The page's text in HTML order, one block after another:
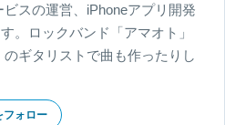
スの運営、iPhoneアプリ開発
。ロックバンド「アマオト」
のギタリストで曲も作ったりし
ォロー